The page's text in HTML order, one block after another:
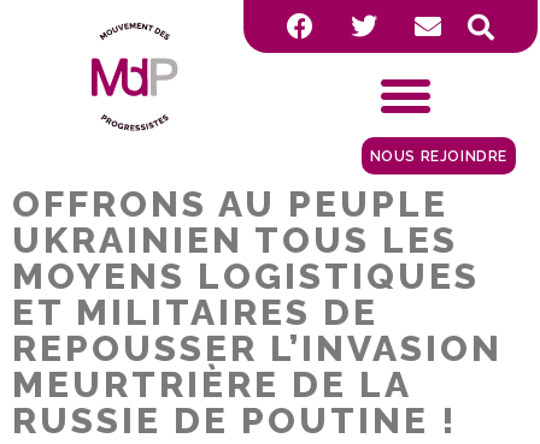
NOUS REJOINDRE
OFFRONS AU PEUPLE
UKRAINIEN TOUS LES
MOYENS LOGISTIQUES
ET MILITAIRES DE
REPOUSSER L’INVASION
MEURTRIÈRE DE LA
RUSSIE DE POUTINE !